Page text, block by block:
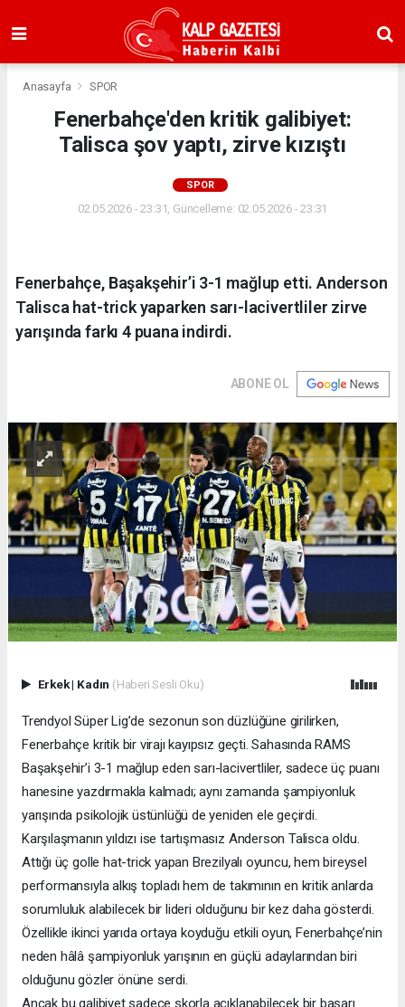
Anasayfa SPOR
Fenerbahçe'den kritik galibiyet:
Talisca şov yaptı, zirve kızıştı
SPOR
02.05.2026 - 23:31, Güncelleme: 02.05.2026 - 23:31
Fenerbahçe, Başakşehir’i 3-1 mağlup etti. Anderson
Talisca hat-trick yaparken sarı-lacivertliler zirve
yarışında farkı 4 puana indirdi.
ABONE OL
Erkek| Kadın (Haberi Sesli Oku)
Trendyol Süper Lig’de sezonun son düzlüğüne girilirken,
Fenerbahçe kritik bir virajı kayıpsız geçti. Sahasında RAMS
Başakşehir’i 3-1 mağlup eden sarı-lacivertliler, sadece üç puanı
hanesine yazdırmakla kalmadı; aynı zamanda şampiyonluk
yarışında psikolojik üstünlüğü de yeniden ele geçirdi.
Karşılaşmanın yıldızı ise tartışmasız Anderson Talisca oldu.
Attığı üç golle hat-trick yapan Brezilyalı oyuncu, hem bireysel
performansıyla alkış topladı hem de takımının en kritik anlarda
sorumluluk alabilecek bir lideri olduğunu bir kez daha gösterdi.
Özellikle ikinci yarıda ortaya koyduğu etkili oyun, Fenerbahçe’nin
neden hâlâ şampiyonluk yarışının en güçlü adaylarından biri
olduğunu gözler önüne serdi.
Ancak bu galibiyet sadece skorla açıklanabilecek bir başarı